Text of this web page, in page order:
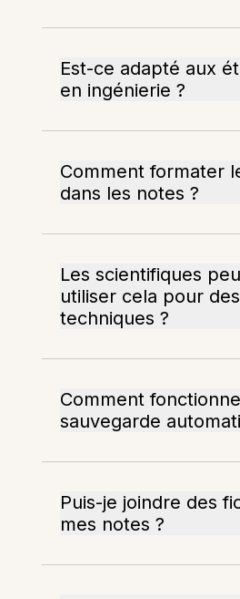
Est-ce adapté aux
en ingénierie ?
Comment formater
dans les notes ?
Les scientifiques
utiliser cela pour
techniques ?
Comment
sauvegarde
Puis-je joindre des
mes notes ?